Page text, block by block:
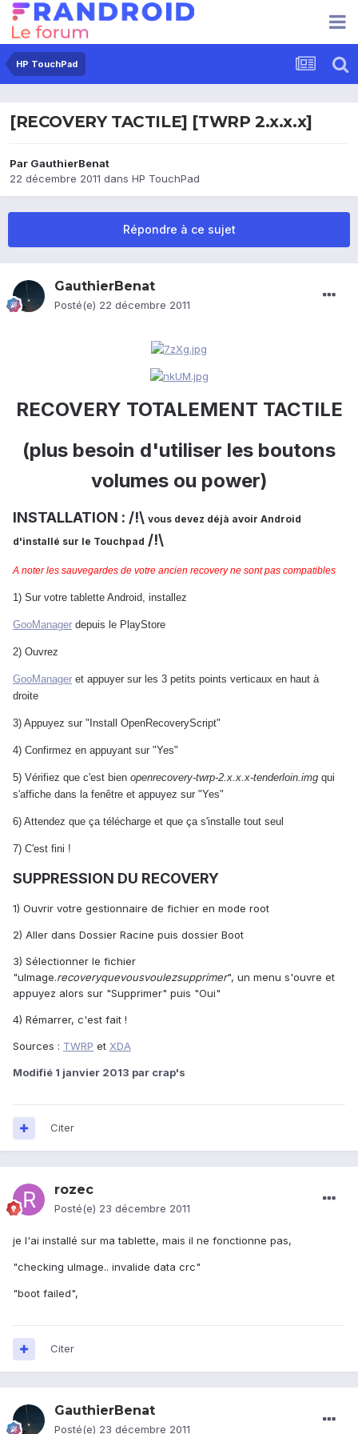
HP TouchPad
[RECOVERY TACTILE] [TWRP 2.x.x.x]
Par GauthierBenat
22 décembre 2011 dans HP TouchPad
Répondre à ce sujet
GauthierBenat
Posté(e) 22 décembre 2011
RECOVERY TOTALEMENT TACTILE
(plus besoin d'utiliser les boutons
volumes ou power)
INSTALLATION : /!\ vous devez déjà avoir Android
d'installé sur le Touchpad /!\
A noter les sauvegardes de votre ancien recovery ne sont pas compatibles
1) Sur votre tablette Android, installez
GooManager depuis le PlayStore
2) Ouvrez
GooManager et appuyer sur les 3 petits points verticaux en haut à
droite
3) Appuyez sur "Install OpenRecoveryScript"
4) Confirmez en appuyant sur "Yes"
5) Vérifiez que c'est bien openrecovery-twrp-2.x.x.x-tenderloin.img qui
s'affiche dans la fenêtre et appuyez sur "Yes"
6) Attendez que ça télécharge et que ça s'installe tout seul
7) C'est fini !
SUPPRESSION DU RECOVERY
1) Ouvrir votre gestionnaire de fichier en mode root
2) Aller dans Dossier Racine puis dossier Boot
3) Sélectionner le fichier
"uImage.recoveryquevousvoulezsupprimer", un menu s'ouvre et
appuyez alors sur "Supprimer" puis "Oui"
4) Rémarrer, c'est fait !
Sources : TWRP et XDA
Modifié 1 janvier 2013 par crap's
Citer
rozec
Posté(e) 23 décembre 2011
je l'ai installé sur ma tablette, mais il ne fonctionne pas,
"checking uImage.. invalide data crc"
"boot failed",
Citer
GauthierBenat
Posté(e) 23 décembre 2011